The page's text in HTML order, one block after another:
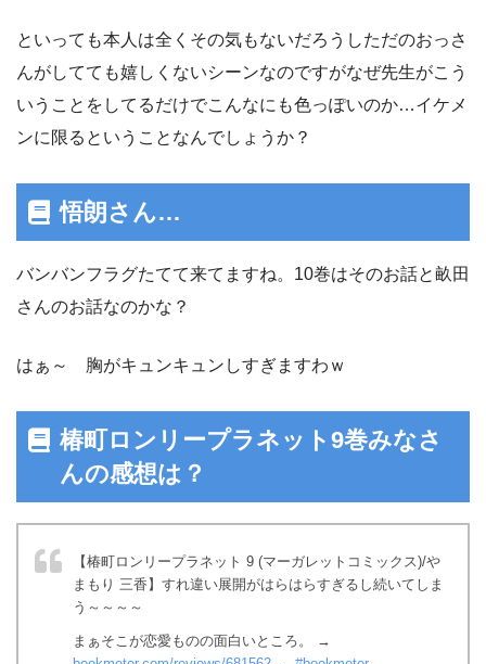
といっても本人は全くその気もないだろうしただのおっさ
んがしてても嬉しくないシーンなのですがなぜ先生がこう
いうことをしてるだけでこんなにも色っぽいのか…イケメ
ンに限るということなんでしょうか？
悟朗さん…
バンバンフラグたてて来てますね。10巻はそのお話と畝田
さんのお話なのかな？
はぁ～ 胸がキュンキュンしすぎますわｗ
椿町ロンリープラネット9巻みなさ
んの感想は？
【椿町ロンリープラネット 9 (マーガレットコミックス)/や
まもり 三香】すれ違い展開がはらはらすぎるし続いてしま
う～～～～
まぁそこが恋愛ものの面白いところ。 →